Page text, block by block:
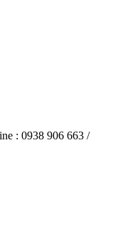
: 0938 906 663 /